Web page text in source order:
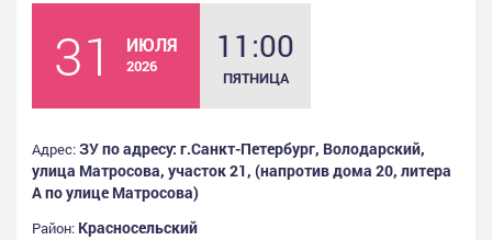
31 ИЮЛЯ
2026 11:00
ПЯТНИЦА
Адрес:ЗУ по адресу: г.Санкт-Петербург, Володарский,
улица Матросова, участок 21, (напротив дома 20, литера
А по улице Матросова)
Район: Красносельский